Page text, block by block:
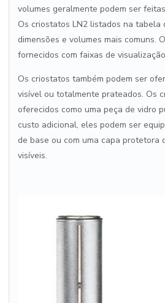
volumes geralmente podem ser
Os criostatos LN2 listados na tabela
dimensões e volumes mais comuns.
fornecidos com faixas de
Os criostatos também podem ser
visível ou totalmente prateados. Os
oferecidos como uma peça de vidro
custo adicional, eles podem ser
de base ou com uma capa protetora
visíveis.